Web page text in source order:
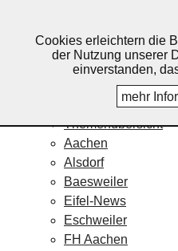
Home
Veranstaltungskalender
Themenübersicht
Aachen
Alsdorf
Baesweiler
Eifel-News
Eschweiler
FH Aachen
Cookies erleichtern die
der Nutzung unserer
einverstanden,
mehr